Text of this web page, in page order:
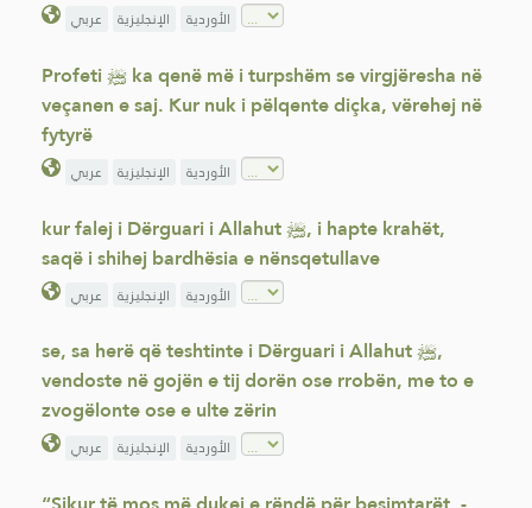
عربي الإنجليزية الأوردية
Profeti ﷺ ka qenë më i turpshëm se virgjëresha në
veçanen e saj. Kur nuk i pëlqente diçka, vërehej në
fytyrë
عربي الإنجليزية الأوردية
kur falej i Dërguari i Allahut ﷺ, i hapte krahët,
saqë i shihej bardhësia e nënsqetullave
عربي الإنجليزية الأوردية
se, sa herë që teshtinte i Dërguari i Allahut ﷺ,
vendoste në gojën e tij dorën ose rrobën, me to e
zvogëlonte ose e ulte zërin
عربي الإنجليزية الأوردية